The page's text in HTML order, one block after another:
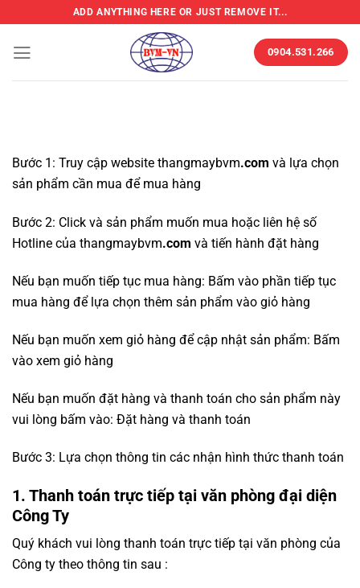
nội
ADD ANYTHING HERE OR JUST REMOVE IT...
0904.531.266
Bước 1: Truy cập website thangmaybvm.com và lựa chọn
sản phẩm cần mua để mua hàng
Bước 2: Click và sản phẩm muốn mua hoặc liên hệ số
Hotline của thangmaybvm.com và tiến hành đặt hàng
Nếu bạn muốn tiếp tục mua hàng: Bấm vào phần tiếp tục
mua hàng để lựa chọn thêm sản phẩm vào giỏ hàng
Nếu bạn muốn xem giỏ hàng để cập nhật sản phẩm: Bấm
vào xem giỏ hàng
Nếu bạn muốn đặt hàng và thanh toán cho sản phẩm này
vui lòng bấm vào: Đặt hàng và thanh toán
Bước 3: Lựa chọn thông tin các nhận hình thức thanh toán
1. Thanh toán trực tiếp tại văn phòng đại diện
Công Ty
Quý khách vui lòng thanh toán trực tiếp tại văn phòng của
Công ty theo thông tin sau :